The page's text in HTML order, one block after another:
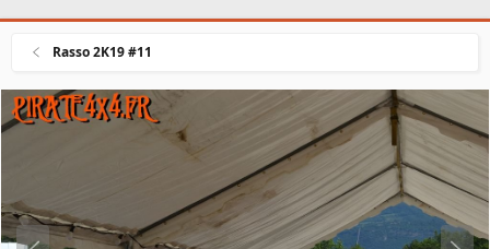
Rasso 2K19 #11
P
S